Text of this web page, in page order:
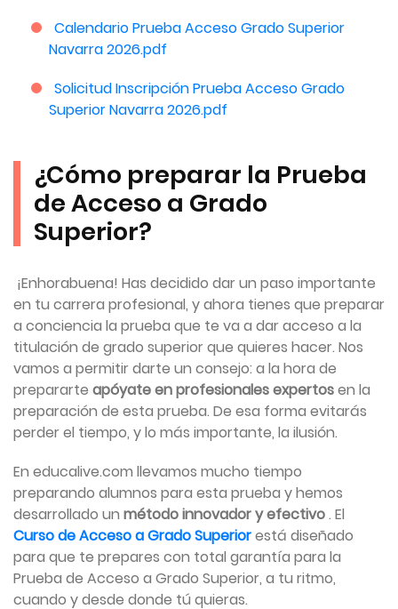
Calendario Prueba Acceso Grado Superior
Navarra 2026.pdf
Solicitud Inscripción Prueba Acceso Grado
Superior Navarra 2026.pdf
¿Cómo preparar la Prueba
de Acceso a Grado
Superior?
¡Enhorabuena! Has decidido dar un paso importante
en tu carrera profesional, y ahora tienes que preparar
a conciencia la prueba que te va a dar acceso a la
titulación de grado superior que quieres hacer. Nos
vamos a permitir darte un consejo: a la hora de
prepararte apóyate en profesionales expertosen la
preparación de esta prueba. De esa forma evitarás
perder el tiempo, y lo más importante, la ilusión.
En educalive.com llevamos mucho tiempo
preparando alumnos para esta prueba y hemos
desarrollado un método innovador y efectivo. El
Curso de Acceso a Grado Superiorestá diseñado
para que te prepares con total garantía para la
Prueba de Acceso a Grado Superior, a tu ritmo,
cuando y desde donde tú quieras.